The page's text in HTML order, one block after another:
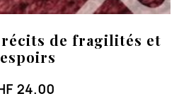
récits de fragilités et
24.00